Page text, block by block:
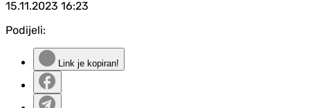
15.11.2023 16:23
Podijeli:
Link je kopiran!